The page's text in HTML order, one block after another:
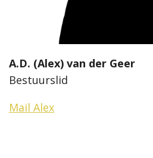
A.D. (Alex) van der Geer
Bestuurslid
Mail Alex